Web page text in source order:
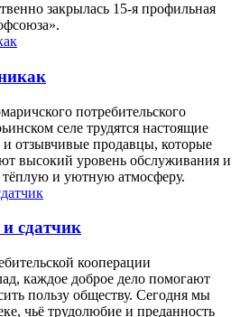
закрылась 15-я профильная
потребительского
селе трудятся настоящие
отзывчивые продавцы, которые
высокий уровень обслуживания и
тёплую и уютную атмосферу.
сдатчик
кооперации
каждое доброе дело помогают
пользу обществу. Сегодня мы
чьё трудолюбие и преданность